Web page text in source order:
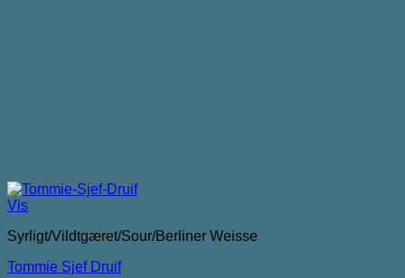
Vis
Syrligt/Vildtgæret/Sour/Berliner Weisse
Tommie Sjef Druif